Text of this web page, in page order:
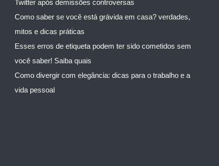
Twitter após demissões controversas
Como saber se você está grávida em casa? verdades,
mitos e dicas práticas
Esses erros de etiqueta podem ter sido cometidos sem
você saber! Saiba quais
Como divergir com elegância: dicas para o trabalho e a
vida pessoal